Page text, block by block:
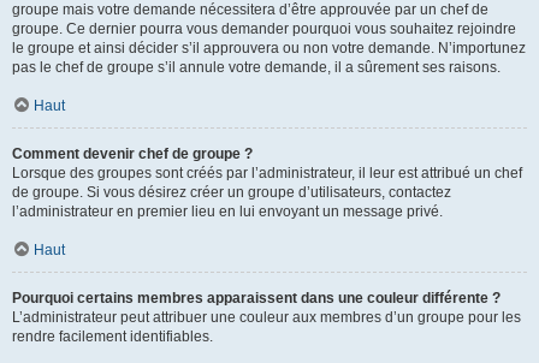
groupe mais votre demande nécessitera d’être approuvée par un chef de
groupe. Ce dernier pourra vous demander pourquoi vous souhaitez rejoindre
le groupe et ainsi décider s’il approuvera ou non votre demande. N’importunez
pas le chef de groupe s’il annule votre demande, il a sûrement ses raisons.
Haut
Comment devenir chef de groupe ?
Lorsque des groupes sont créés par l’administrateur, il leur est attribué un chef
de groupe. Si vous désirez créer un groupe d’utilisateurs, contactez
l’administrateur en premier lieu en lui envoyant un message privé.
Haut
Pourquoi certains membres apparaissent dans une couleur différente ?
L’administrateur peut attribuer une couleur aux membres d’un groupe pour les
rendre facilement identifiables.